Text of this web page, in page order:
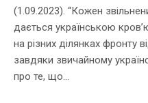
(1.09.2023). “Кожен
дається українською кров’ю
на різних ділянках фронту
завдяки звичайному
про те, що...